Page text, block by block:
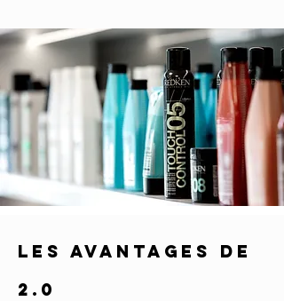
LES AVANTAGES DE
2.0